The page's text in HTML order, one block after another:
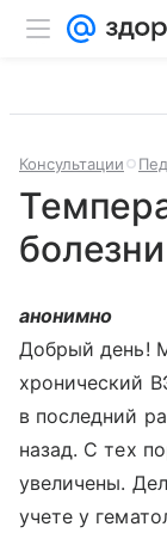
Консультации
анонимно
Добрый день!
хронический
в последний
назад. С тех
увеличены.
учете у